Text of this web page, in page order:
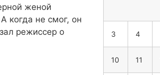
женой
когда не смог, он
режиссер о
3 4
10 11